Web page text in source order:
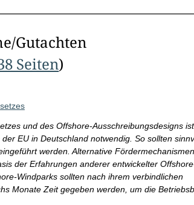
Gutachten
Seiten)
und des Offshore-Ausschreibungsdesigns
EU in Deutschland notwendig. So sollten
werden. Alternative
der Erfahrungen anderer entwickelter
Windparks sollten nach ihrem verbindlichen
Monate Zeit gegeben werden, um die